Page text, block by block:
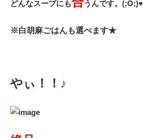
どんなスープにも うんです。(;O;)♥
※白胡麻ごはんも選べます★
やぃ！！♪